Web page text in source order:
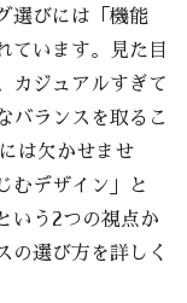
収納できる機
度で使いやす
適さ
た新機能
ランドの安心
選びには「機能
ています。見た目
カジュアルすぎて
バランスを取るこ
は欠かせませ
むデザイン」と
いう2つの視点か
の選び方を詳しく